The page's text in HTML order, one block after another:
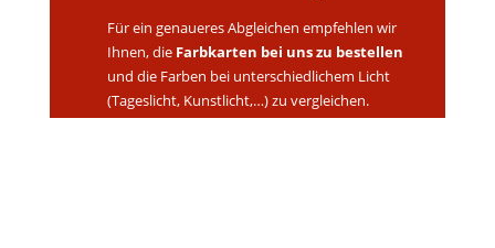
Für ein genaueres Abgleichen empfehlen wir
Ihnen, die Farbkarten bei uns zu bestellen
und die Farben bei unterschiedlichem Licht
(Tageslicht, Kunstlicht,…) zu vergleichen.